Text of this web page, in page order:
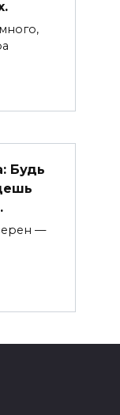
Будь
—